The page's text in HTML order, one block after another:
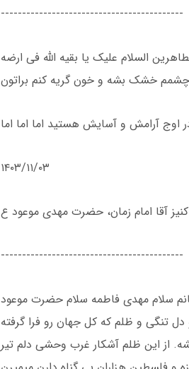
-------------------------------------------
السلام علیک یا بقیه الله فی ارضه
اوج آرامش و آسایش هستید اما اما اما
۱۴۰۳/۱۱/۰۳
آقا امام زمان، حضرت مهدی موعود ع
-------------------------------------------
سلام مهدی فاطمه سلام حضرت موعود
تنگی و ظلم که کل جهان رو فرا گرفته
از این ظلم آشکار غرب وحشی دلم تیر